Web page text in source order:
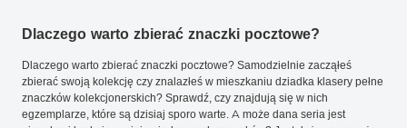
Dlaczego warto zbierać znaczki pocztowe?
Dlaczego warto zbierać znaczki pocztowe? Samodzielnie zacząłeś
zbierać swoją kolekcję czy znalazłeś w mieszkaniu dziadka klasery pełne
znaczków kolekcjonerskich? Sprawdź, czy znajdują się w nich
egzemplarze, które są dzisiaj sporo warte. A może dana seria jest